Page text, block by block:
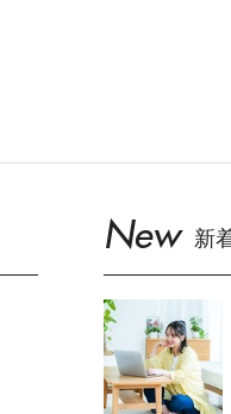
New 新